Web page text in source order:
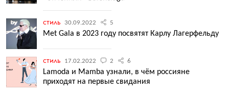
стиль 30.09.2022 5
Met Gala в 2023 году посвятят Карлу Лагерфельду
стиль 17.02.2022 2 6
Lamoda и Mamba узнали, в чём россияне
приходят на первые свидания